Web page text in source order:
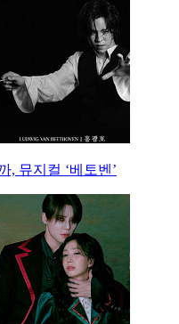
, 뮤지컬 ‘베토벤’